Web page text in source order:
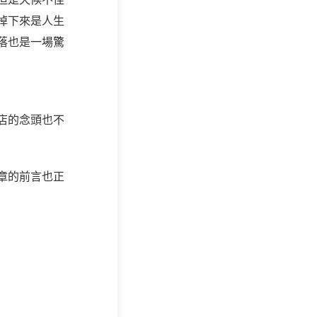
下來是人生
也是一場驚
的念頭也不
的前言也正